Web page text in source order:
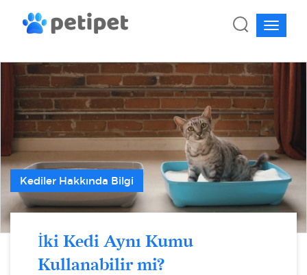
Kediler Hakkında Bilgi
İki Kedi Aynı Kumu
Kullanabilir mi?